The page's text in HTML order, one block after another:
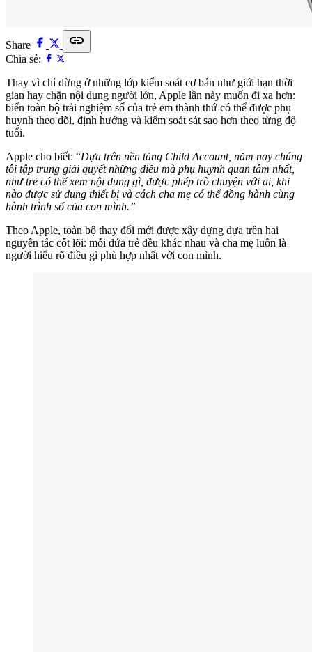
Share link
Chia sẻ:
Thay vì chỉ dừng ở những lớp kiểm soát cơ bản như giới hạn thời
gian hay chặn nội dung người lớn, Apple lần này muốn đi xa hơn:
biến toàn bộ trải nghiệm số của trẻ em thành thứ có thể được phụ
huynh theo dõi, định hướng và kiểm soát sát sao hơn theo từng độ
tuổi.
Apple cho biết: “Dựa trên nền tảng Child Account, năm nay chúng
tôi tập trung giải quyết những điều mà phụ huynh quan tâm nhất,
như trẻ có thể xem nội dung gì, được phép trò chuyện với ai, khi
nào được sử dụng thiết bị và cách cha mẹ có thể đồng hành cùng
hành trình số của con mình.”
Theo Apple, toàn bộ thay đổi mới được xây dựng dựa trên hai
nguyên tắc cốt lõi: mỗi đứa trẻ đều khác nhau và cha mẹ luôn là
người hiểu rõ điều gì phù hợp nhất với con mình.